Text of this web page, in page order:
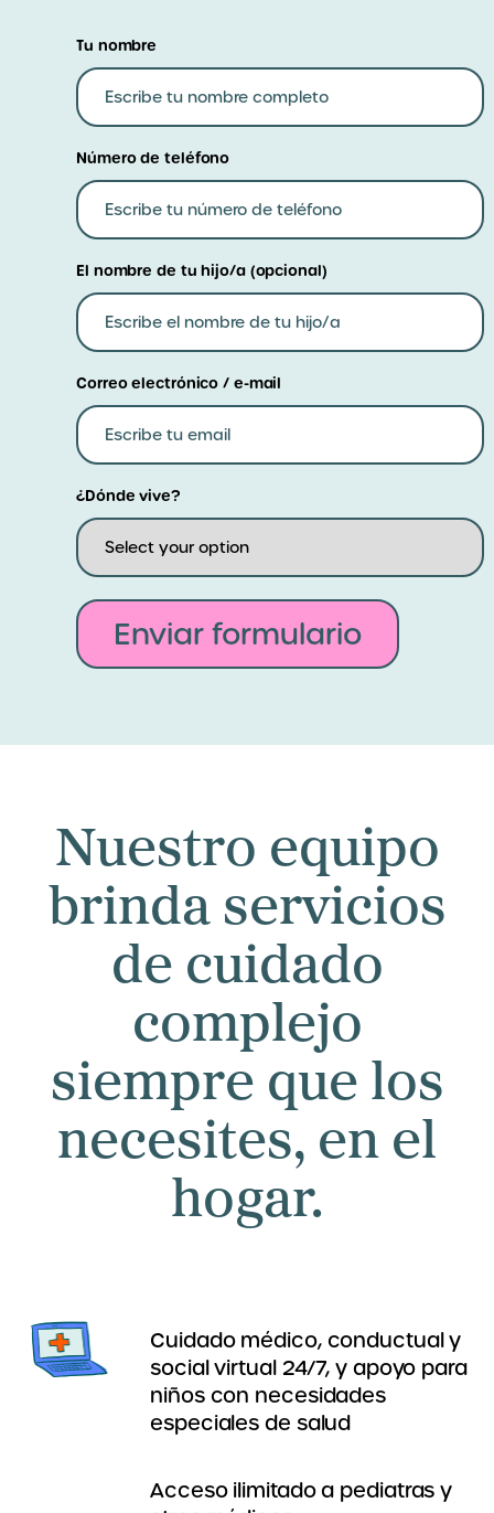
Tu nombre
Número de teléfono
El nombre de tu hijo/a (opcional)
Correo electrónico / e-mail
¿Dónde vive?
Enviar formulario
Nuestro equipo
brinda servicios
de cuidado
complejo
siempre que los
necesites, en el
hogar.
Cuidado médico, conductual y
social virtual 24/7, y apoyo para
niños con necesidades
especiales de salud
Acceso ilimitado a pediatras y